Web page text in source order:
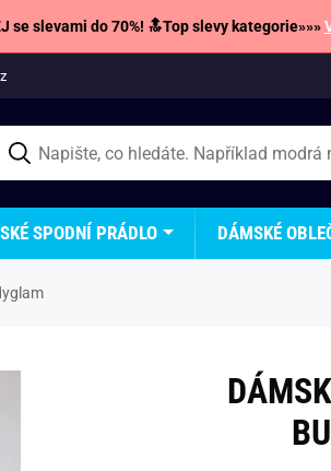
se slevami do 70%! 🔝Top slevy kategorie»»»
SPODNÍ PRÁDLO DÁMSKÉ